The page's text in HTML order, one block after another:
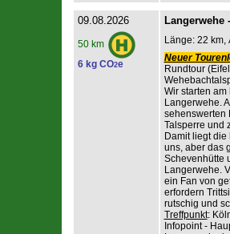
09.08.2026
50 km
6 kg CO2e
Langerwehe
Länge: 22 km,
Neuer
Rundtour
Wir starten
Langerwehe.
sehenswerten
Talsperre und
Damit liegt
uns, aber das
Schevenhütte
Langerwehe.
ein Fan von
erfordern
rutschig und
Treffpunkt:
Infopoint -